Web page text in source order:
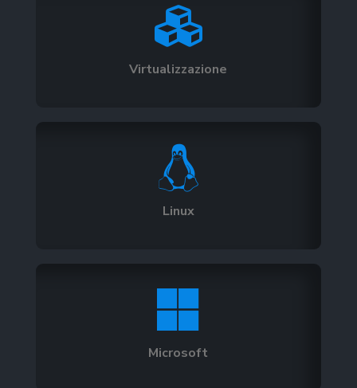

Virtualizzazione

Linux

Microsoft